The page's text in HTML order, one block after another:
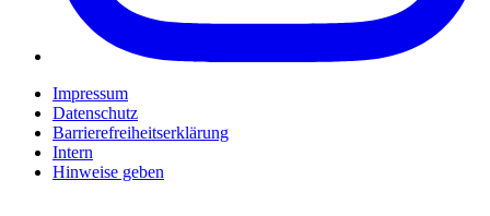
Impressum
Datenschutz
Barrierefreiheitserklärung
Intern
Hinweise geben